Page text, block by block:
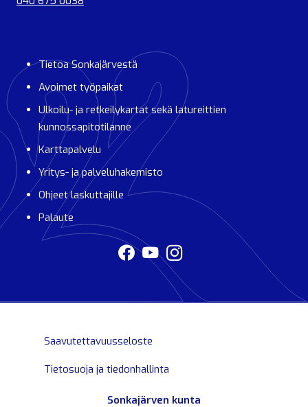
Tietoa Sonkajärvestä
Avoimet työpaikat
Ulkoilu- ja retkeilykartat sekä latureittien
kunnossapitotilanne
Karttapalvelu
Yritys- ja palveluhakemisto
Ohjeet laskuttajille
Palaute
Sonkajärven kunta
Saavutettavuusseloste
Tietosuoja ja tiedonhallinta